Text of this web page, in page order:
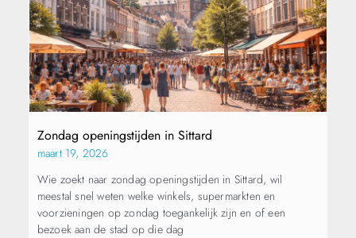
Zondag openingstijden in Sittard
maart 19, 2026
Wie zoekt naar zondag openingstijden in Sittard, wil
meestal snel weten welke winkels, supermarkten en
voorzieningen op zondag toegankelijk zijn en of een
bezoek aan de stad op die dag